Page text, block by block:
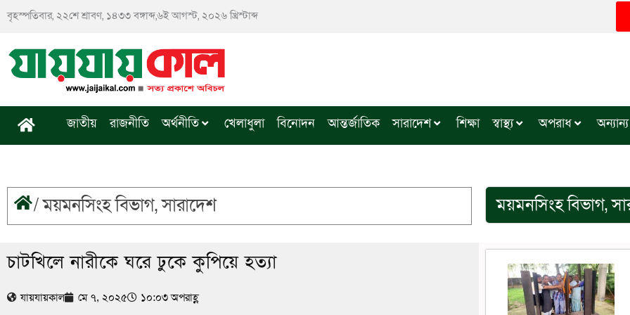
বৃহস্পতিবার, ২২শে শ্রাবণ, ১৪৩৩ বঙ্গাব্দ,৬ই আগস্ট, ২০২৬ খ্রিস্টাব্দ
জাতীয় রাজনীতি অর্থনীতি খেলাধুলা বিনোদন আন্তর্জাতিক সারাদেশ শিক্ষা স্বাস্থ্য অপরাধ অন্যান্য
/ময়মনসিংহ বিভাগ,সারাদেশ ময়মনসিংহ বিভাগ,
চাটখিলে নারীকে ঘরে ঢুকে কুপিয়ে হত্যা
যায়যায়কাল মে ৭, ২০২৫ ১০:০৩ অপরাহ্ণ